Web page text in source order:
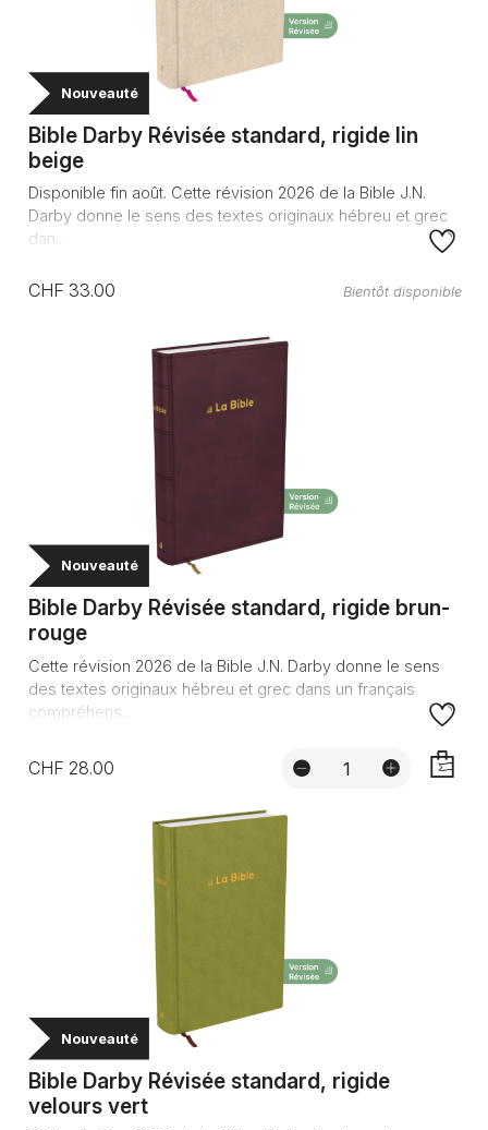
Nouveauté
Bible Darby Révisée standard, rigide lin
beige
Disponible fin août. Cette révision 2026 de la Bible J.N.
Darby donne le sens des textes originaux hébreu et grec
dan...
CHF 33.00 Bientôt disponible
Nouveauté
Bible Darby Révisée standard, rigide brun-
rouge
Cette révision 2026 de la Bible J.N. Darby donne le sens
des textes originaux hébreu et grec dans un français
compréhens...
CHF 28.00
Nouveauté
Bible Darby Révisée standard, rigide
velours vert